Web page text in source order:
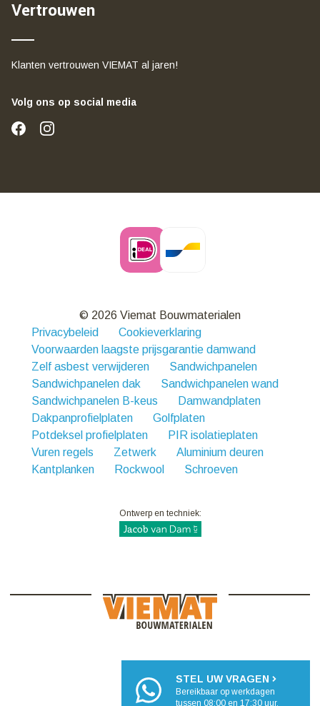
Vertrouwen
Klanten vertrouwen VIEMAT al jaren!
Volg ons op social media
© 2026 Viemat Bouwmaterialen
Privacybeleid
Cookieverklaring
Voorwaarden laagste prijsgarantie damwand
Zelf asbest verwijderen
Sandwichpanelen
Sandwichpanelen dak
Sandwichpanelen wand
Sandwichpanelen B-keus
Damwandplaten
Dakpanprofielplaten
Golfplaten
Potdeksel profielplaten
PIR isolatieplaten
Vuren regels
Zetwerk
Aluminium deuren
Kantplanken
Rockwool Schroeven
Ontwerp en techniek:
STEL UW VRAGEN
Bereikbaar op werkdagen
tussen 08:00 en 17:30 uur.